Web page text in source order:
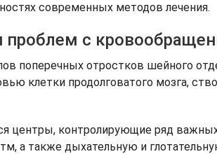
современных методов лечения.
проблем с
поперечных отростков шейного
клетки продолговатого мозга,
центры, контролирующие ряд
а также дыхательную и